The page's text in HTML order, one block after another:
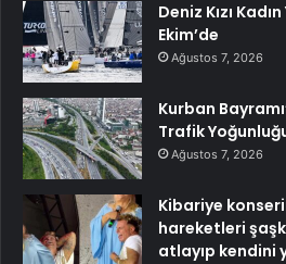
Deniz Kızı
Ekim’de
Ağustos 7, 2026
Kurban
Trafik
Ağustos 7, 2026
Kibariye
hareketleri
atlayıp kendini